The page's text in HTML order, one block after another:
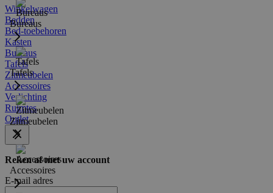
Winkelwagen
Bureaus
Tafels
Zitmeubelen
Accessoires
Bedden
Bed-toebehoren
Kasten
Bureaus
Tafels
Zitmeubelen
Accessoires
Verlichting
Ruimtes
Outlet
Reken af met uw account
E-mail adres